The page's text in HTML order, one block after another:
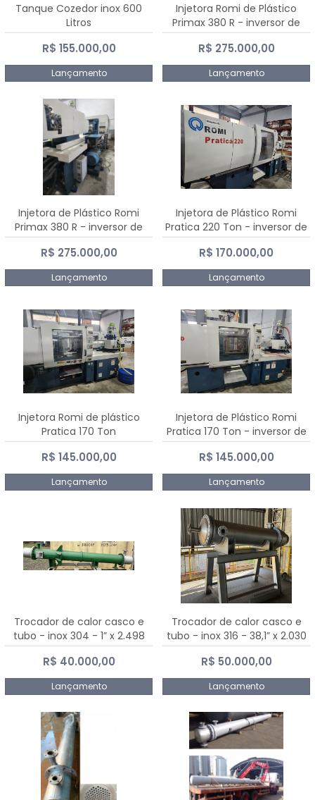
Tanque Cozedor inox 600
Litros
R$ 155.000,00
Lançamento
Injetora Romi de Plástico
Primax 380 R - inversor de
frequência NR 12 - 2008
R$ 275.000,00
Lançamento
Injetora de Plástico Romi
Primax 380 R - inversor de
frequência NR 12
R$ 275.000,00
Lançamento
Injetora de Plástico Romi
Pratica 220 Ton - inversor de
frequência NR 12
R$ 170.000,00
Lançamento
Injetora Romi de plástico
Pratica 170 Ton
R$ 145.000,00
Lançamento
Injetora de Plástico Romi
Pratica 170 Ton - inversor de
frequência NR 12
R$ 145.000,00
Lançamento
Trocador de calor casco e
tubo - inox 304 - 1” x 2.498
mm
R$ 40.000,00
Lançamento
Trocador de calor casco e
tubo - inox 316 - 38,1” x 2.030
mm
R$ 50.000,00
Lançamento